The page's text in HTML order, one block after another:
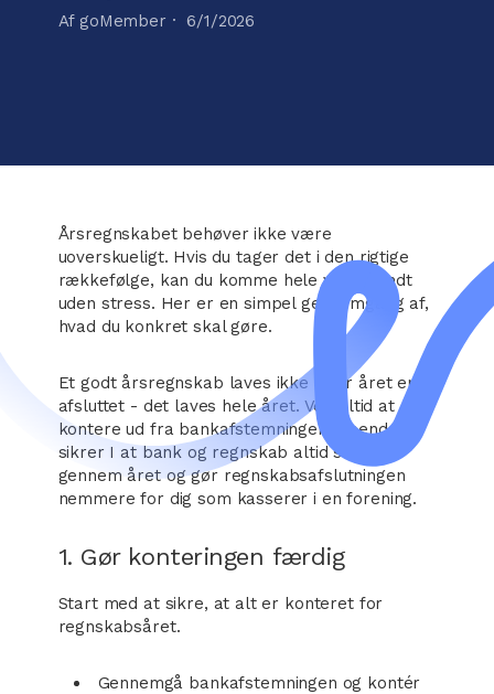
Af goMember ·6/1/2026
Årsregnskabet behøver ikke være
uoverskueligt. Hvis du tager det i den rigtige
rækkefølge, kan du komme hele vejen rundt
uden stress. Her er en simpel gennemgang af,
hvad du konkret skal gøre.
Et godt årsregnskab laves ikke efter året er
afsluttet - det laves hele året. Ved altid at
kontere ud fra bankafstemningen løbende,
sikrer I at bank og regnskab altid stemmer
gennem året og gør regnskabsafslutningen
nemmere for dig som kasserer i en forening.
1. Gør konteringen færdig
Start med at sikre, at alt er konteret for
regnskabsåret.
Gennemgå bankafstemningen og kontér